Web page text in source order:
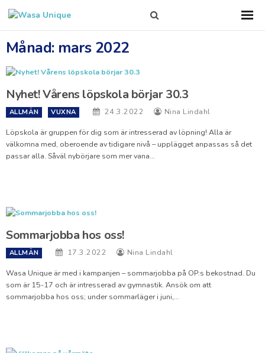
this
Månad: mars 2022
Nyhet! Vårens löpskola börjar 30.3
ALLMÄN VUXNA 24.3.2022 Nina Lindahl
Löpskola är gruppen för dig som är intresserad av löpning! Alla är
välkomna med, oberoende av tidigare nivå – upplägget anpassas så det
passar alla. Såväl nybörjare som mer vana…
Sommarjobba hos oss!
ALLMÄN 17.3.2022 Nina Lindahl
Wasa Unique är med i kampanjen – sommarjobba på OP:s bekostnad. Du
som är 15-17 och är intresserad av gymnastik. Ansök om att
sommarjobba hos oss; under sommarläger i juni,…